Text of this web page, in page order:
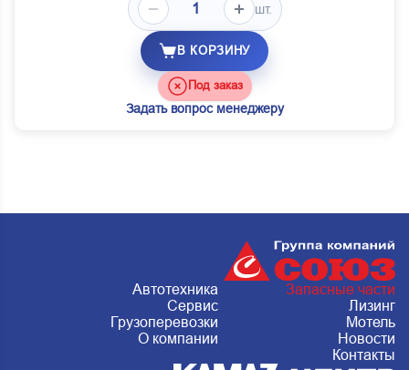
шт.
В КОРЗИНУ
Под заказ
Задать вопрос менеджеру
Автотехника
Запасные части
Сервис
Лизинг
Грузоперевозки
Мотель
О компании
Новости
Контакты